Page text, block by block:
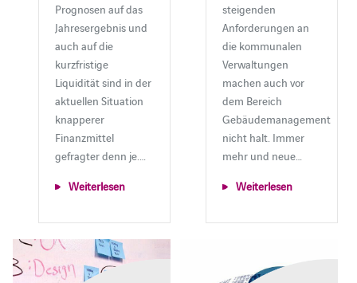
Prognosen auf das
Jahresergebnis und
auch auf die
kurzfristige
Liquidität sind in der
aktuellen Situation
knapperer
Finanzmittel
gefragter denn je.…
Weiterlesen
steigenden
Anforderungen an
die kommunalen
Verwaltungen
machen auch vor
dem Bereich
Gebäudemanagement
nicht halt. Immer
mehr und neue…
Weiterlesen